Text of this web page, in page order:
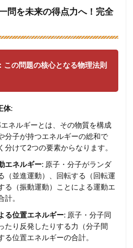
問を未来の得点力へ！完全
この問題の核心となる物理法則
体:
ネルギーとは、その物質を構成
分子が持つエネルギーの総和で
分けて2つの要素からなります。
エネルギー: 原子・分子がランダ
（並進運動）、回転する（回転運
る（振動運動）ことによる運動エ
計。
る位置エネルギー: 原子・分子同
たり反発したりする力（分子間
る位置エネルギーの合計。